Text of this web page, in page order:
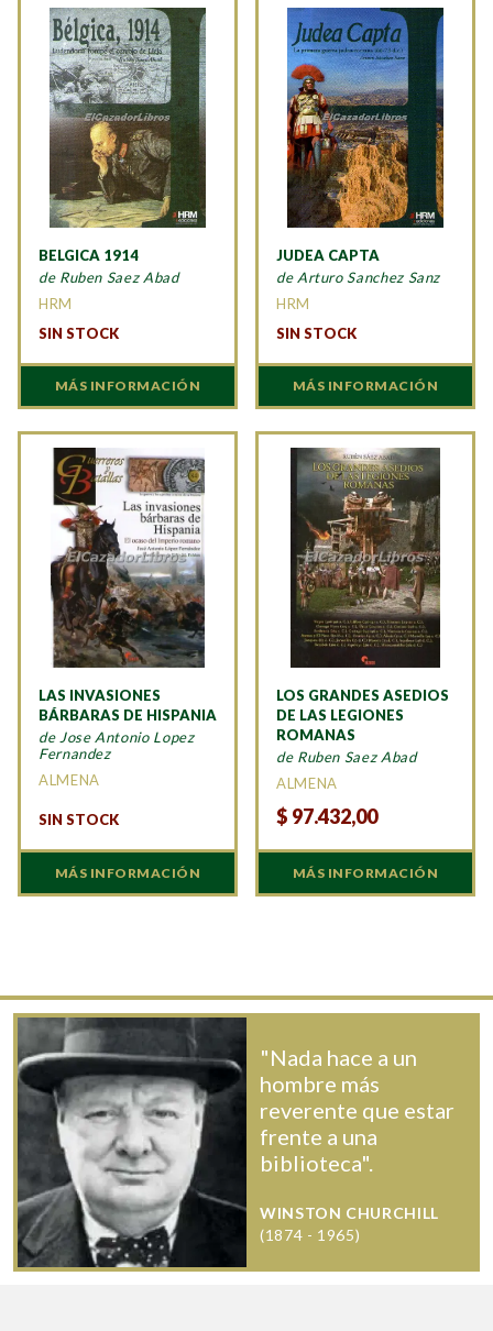
BELGICA 1914
de Ruben Saez Abad
HRM
SIN STOCK
MÁS INFORMACIÓN
JUDEA CAPTA
de Arturo Sanchez Sanz
HRM
SIN STOCK
MÁS INFORMACIÓN
LAS INVASIONES
BÁRBARAS DE HISPANIA
de Jose Antonio Lopez
Fernandez
ALMENA
SIN STOCK
MÁS INFORMACIÓN
LOS GRANDES ASEDIOS
DE LAS LEGIONES
ROMANAS
de Ruben Saez Abad
ALMENA
$ 97.432,00
MÁS INFORMACIÓN
"Nada hace a un
hombre más
reverente que estar
frente a una
biblioteca".
WINSTON CHURCHILL
(1874 - 1965)